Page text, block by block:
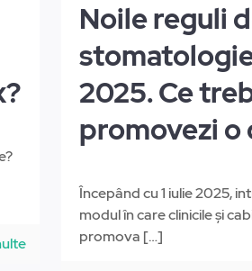
Noile reguli
2025. Ce
promovezi o
Începând cu 1 iulie 2025,
modul în care clinicile și
promova […]